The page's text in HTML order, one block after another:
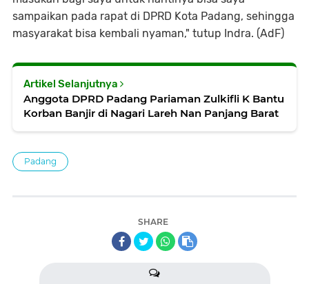
sampaikan pada rapat di DPRD Kota Padang, sehingga
masyarakat bisa kembali nyaman," tutup Indra. (AdF)
Artikel Selanjutnya
Anggota DPRD Padang Pariaman Zulkifli K Bantu
Korban Banjir di Nagari Lareh Nan Panjang Barat
Padang
SHARE